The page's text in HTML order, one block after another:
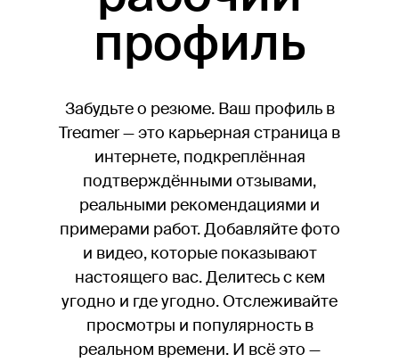
профиль
Забудьте о резюме. Ваш профиль в
Treamer — это карьерная страница в
интернете, подкреплённая
подтверждёнными отзывами,
реальными рекомендациями и
примерами работ. Добавляйте фото
и видео, которые показывают
настоящего вас. Делитесь с кем
угодно и где угодно. Отслеживайте
просмотры и популярность в
реальном времени. И всё это —